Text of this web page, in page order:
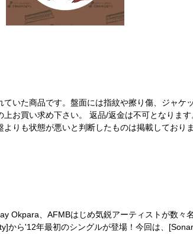
いた商品です。盤面には指紋や擦り傷、ジャケ
お買い求め下さい。 返品/返金は不可となりま
りも状態が悪いと判断したものは掲載しており
Okpara、AFMBはじめ気鋭アーティストが数々
から'12年最初のシングルが登場！今回は、